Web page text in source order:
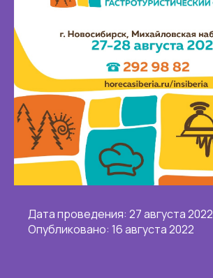
Дата проведения: 27 августа 2022
Опубликовано: 16 августа 2022